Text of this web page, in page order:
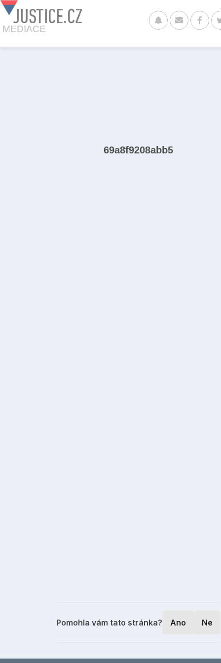
JUSTICE.CZ
MEDIACE
69a8f9208abb5
Pomohla vám tato stránka? Ano Ne